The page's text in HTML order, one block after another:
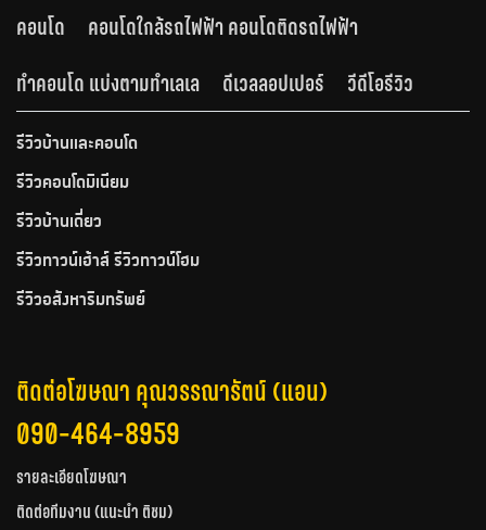
คอนโด
คอนโดใกล้รถไฟฟ้า คอนโดติดรถไฟฟ้า
ทำคอนโด แบ่งตามทำเลเล
ดีเวลลอปเปอร์ วีดีโอรีวิว
รีวิวบ้านและคอนโด
รีวิวคอนโดมิเนียม
รีวิวบ้านเดี่ยว
รีวิวทาวน์เฮ้าส์ รีวิวทาวน์โฮม
รีวิวอสังหาริมทรัพย์
ติดต่อโฆษณา คุณวรรณารัตน์ (แอน)
090-464-8959
รายละเอียดโฆษณา
ติดต่อทีมงาน (แนะนำ ติชม)